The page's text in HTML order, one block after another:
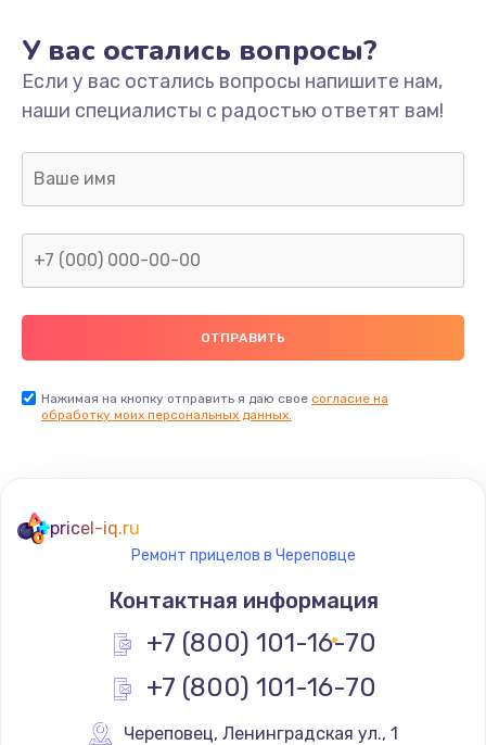
У вас остались вопросы?
Если у вас остались вопросы напишите нам,
наши специалисты с радостью ответят вам!
Нажимая на кнопку отправить я даю свое согласие на
обработку моих персональных данных.
pricel-iq.ru
Ремонт прицелов в Череповце
Контактная информация
+7 (800) 101-16-70
+7 (800) 101-16-70
Череповец, Ленинградская ул., 1